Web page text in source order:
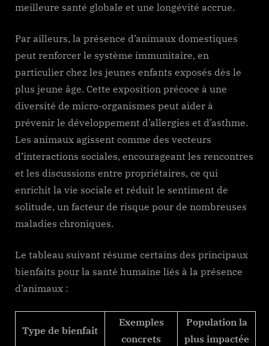
meilleure santé globale et une longévité accrue.
Par ailleurs, la présence d’animaux domestiques
peut renforcer le système immunitaire, en
particulier chez les jeunes enfants exposés dès le
plus jeune âge. Cette exposition précoce à une
diversité de micro-organismes peut aider à
prévenir le développement d’allergies et d’asthme.
Les animaux agissent comme des vecteurs
d’interactions sociales, encourageant les rencontres
et les discussions entre propriétaires, ce qui
enrichit la vie sociale et réduit le sentiment de
solitude, un facteur de risque pour de nombreuses
maladies chroniques.
Le tableau suivant résume certains des principaux
bienfaits pour la santé humaine liés à la présence
d’animaux :
Type de bienfait
Exemples
concrets
Population la
plus impactée